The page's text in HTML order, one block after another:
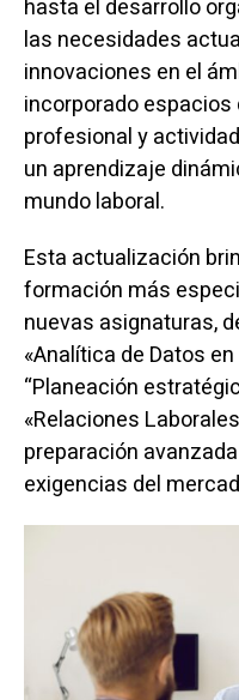
hasta el desarrollo
las necesidades
innovaciones en el
incorporado
profesional y
un aprendizaje
mundo laboral.
Esta actualización
formación más
nuevas asignaturas,
«Analítica de Datos
“Planeación
«Relaciones
preparación
exigencias del